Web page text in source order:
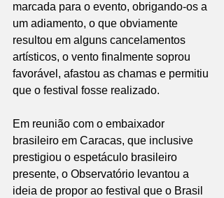
marcada para o evento, obrigando-os a
um adiamento, o que obviamente
resultou em alguns cancelamentos
artísticos, o vento finalmente soprou
favorável, afastou as chamas e permitiu
que o festival fosse realizado.
Em reunião com o embaixador
brasileiro em Caracas, que inclusive
prestigiou o espetáculo brasileiro
presente, o Observatório levantou a
ideia de propor ao festival que o Brasil